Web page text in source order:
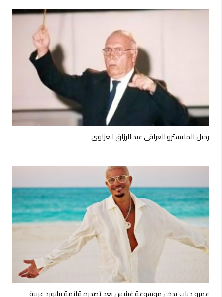
رحيل المايسترو العراقي عبد الرزاق العزاوي
عمرو دياب يدخل موسوعة غينيس بعد تصدره قائمة بيلبورد عربية